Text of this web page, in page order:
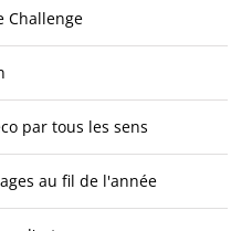
Challenge
par tous les sens
au fil de l'année